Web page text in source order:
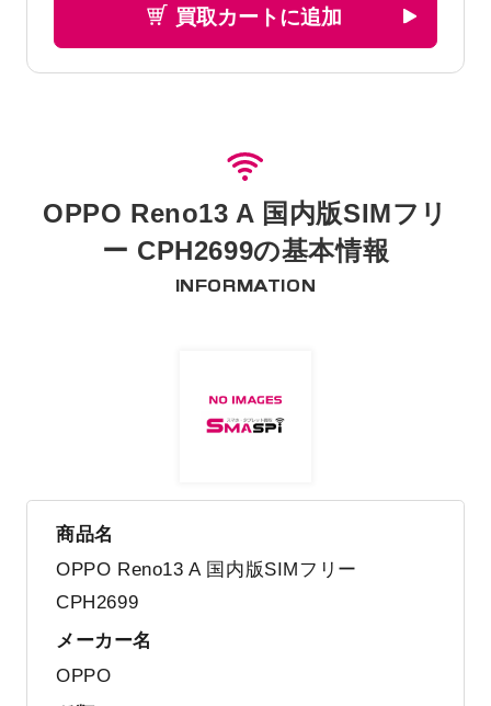
買取カートに追加
OPPO Reno13 A 国内版SIMフリ
ー CPH2699の基本情報
INFORMATION
商品名
OPPO Reno13 A 国内版SIMフリー
CPH2699
メーカー名
OPPO